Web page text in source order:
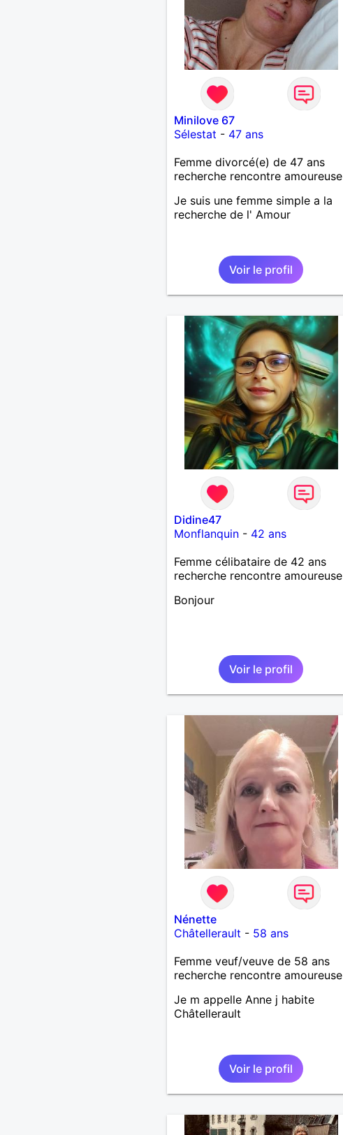
Minilove 67
Sélestat - 47 ans
Femme divorcé(e) de 47 ans
recherche rencontre amoureuse
Je suis une femme simple a la
recherche de l' Amour
Voir le profil
Didine47
Monflanquin- 42 ans
Femme célibataire de 42 ans
recherche rencontre amoureuse
Bonjour
Voir le profil
Nénette
Châtellerault - 58 ans
Femme veuf/veuve de 58 ans
recherche rencontre amoureuse
Je m appelle Anne j habite
Châtellerault
Voir le profil